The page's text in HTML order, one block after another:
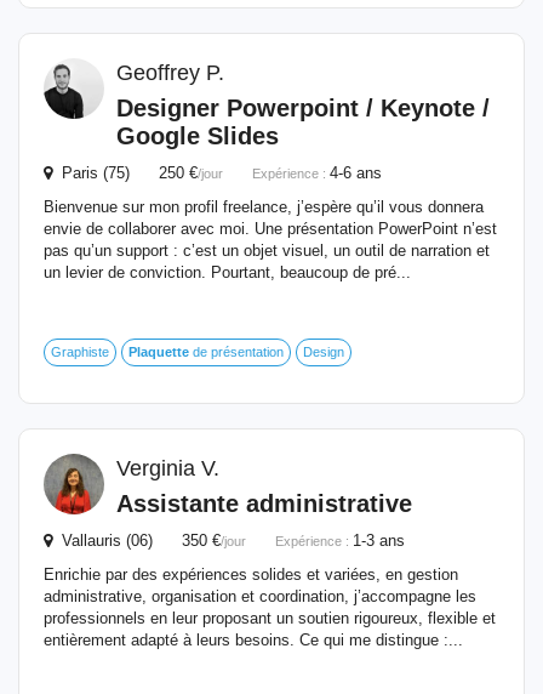
Geoffrey P.
Designer Powerpoint / Keynote /
Google Slides
Paris (75) 250 €/jour Expérience : 4-6 ans
Bienvenue sur mon profil freelance, j’espère qu’il vous donnera
envie de collaborer avec moi. Une présentation PowerPoint n’est
pas qu’un support : c’est un objet visuel, un outil de narration et
un levier de conviction. Pourtant, beaucoup de pré...
Graphiste Plaquette de présentation Design
Verginia V.
Assistante administrative
Vallauris (06) 350 €/jour Expérience : 1-3 ans
Enrichie par des expériences solides et variées, en gestion
administrative, organisation et coordination, j’accompagne les
professionnels en leur proposant un soutien rigoureux, flexible et
entièrement adapté à leurs besoins. Ce qui me distingue :...